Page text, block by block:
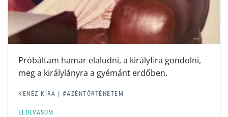
Próbáltam hamar elaludni, a királyfira gondolni,
meg a királylányra a gyémánt erdőben.
KENÉZ KÍRA | #AZÉNTÖRTÉNETEM
ELOLVASOM